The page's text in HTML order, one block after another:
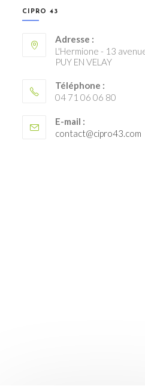
CIPRO 43
Adresse :
L'Hermione - 13
PUY EN VELAY
Téléphone :
04 71 06 06 80
E-mail :
contact@cipro43.com